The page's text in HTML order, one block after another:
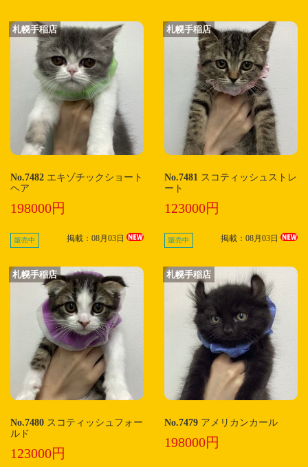
札幌手稲店
No.7482 エキゾチックショート
ヘア
198000円
販売中 掲載：08月03日
札幌手稲店
No.7481 スコティッシュストレ
ート
123000円
販売中 掲載：08月03日
札幌手稲店
No.7480 スコティッシュフォー
ルド
123000円
札幌手稲店
No.7479 アメリカンカール
198000円